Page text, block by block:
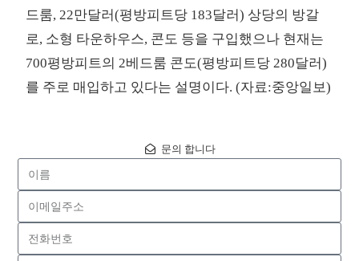
드룸, 22만달러(평방피트당 183달러) 상당의 방갈
로, 소형 타운하우스, 콘도 등을 구입했으나 현재는
700평방피트의 2베드룸 콘도(평방피트당 280달러)
를 주로 매입하고 있다는 설명이다. (자료:중앙일보)
문의 합니다